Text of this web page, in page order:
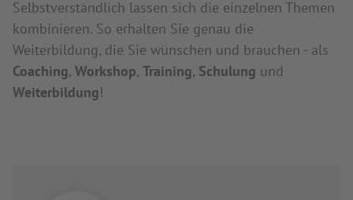
Selbstverständlich lassen sich die einzelnen Themen
kombinieren. So erhalten Sie genau die
Weiterbildung, die Sie wünschen und brauchen - als
Coaching, Workshop, Training, Schulung und
Weiterbildung!